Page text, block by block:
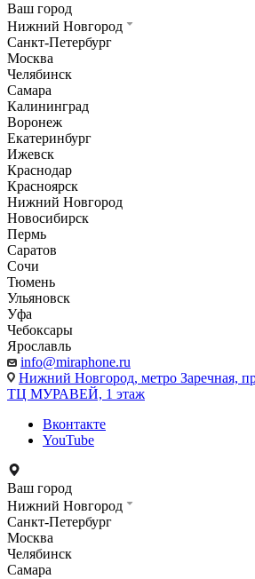
Ваш город
Нижний Новгород
Санкт-Петербург
Москва
Челябинск
Самара
Калининград
Воронеж
Екатеринбург
Ижевск
Краснодар
Красноярск
Нижний Новгород
Новосибирск
Пермь
Саратов
Сочи
Тюмень
Ульяновск
Уфа
Чебоксары
Ярославль
info@miraphone.ru
Нижний Новгород, метро Заречная,
ТЦ МУРАВЕЙ, 1 этаж
Вконтакте
YouTube
Ваш город
Нижний Новгород
Санкт-Петербург
Москва
Челябинск
Самара